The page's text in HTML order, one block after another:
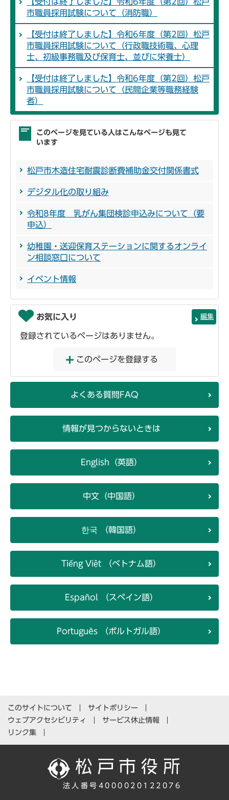
市職員採用試験について（消防職）
【受付は終了しました】令和6年度（第2回）松戸
市職員採用試験について（行政職技術職、心理
士、初級事務職及び保育士、並びに栄養士）
【受付は終了しました】令和6年度（第2回）松戸
市職員採用試験について（民間企業等職務経験
者）
このページを見ている人はこんなページも見て
います
松戸市木造住宅耐震診断費補助金交付関係書式
デジタル化の取り組み
令和8年度 乳がん集団検診申込みについて（要
申込）
幼稚園・送迎保育ステーションに関するオンライ
ン相談窓口について
イベント情報
お気に入り 編集
登録されているページはありません。
このページを登録する
よくある質問FAQ
情報が見つからないときは
English（英語）
中文（中国語）
한국 （韓国語）
Tiếng Việt （ベトナム語）
Español （スペイン語）
Português （ポルトガル語）
このサイトについて
サイトポリシー
ウェブアクセシビリティ
サービス休止情報
リンク集
法人番号4000020122076